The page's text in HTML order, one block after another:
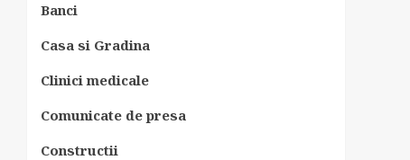
Banci
Casa si Gradina
Clinici medicale
Comunicate de presa
Constructii